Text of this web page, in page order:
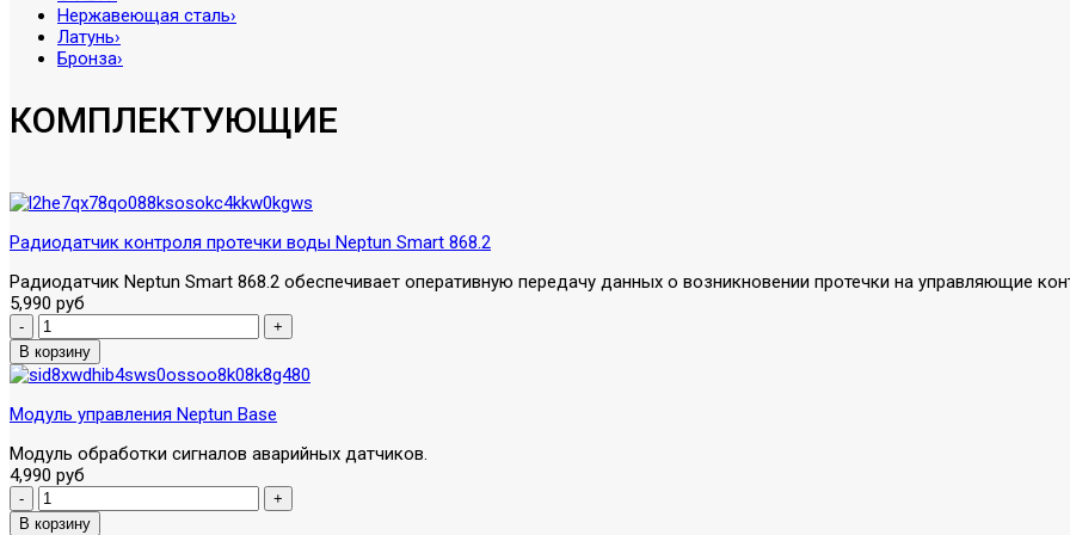
Нержавеющая сталь›
Латунь›
Бронза›
КОМПЛЕКТУЮЩИЕ
Радиодатчик контроля протечки воды Neptun Smart 868.2
Радиодатчик Neptun Smart 868.2 обеспечивает оперативную передачу данных о возникновении протечки на управляющие
5,990 руб
Модуль управления Neptun Base
Модуль обработки сигналов аварийных датчиков.
4,990 руб